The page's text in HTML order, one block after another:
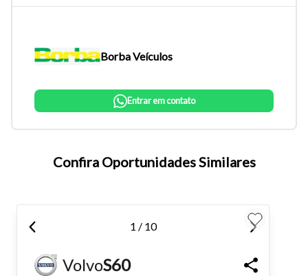
Tamanho do texto
atalhos Ctrl+ (para aumentar) e Ctrl- (para diminuir) no seu
teclado.
Borba Veículos
Entrar em contato
Confira Oportunidades Similares
1 / 10
VolvoS60